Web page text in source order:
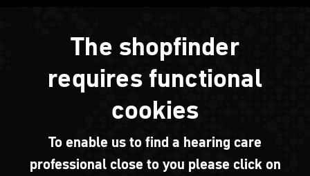
The shopfinder
requires functional
cookies
To enable us to find a hearing care
professional close to you please click on